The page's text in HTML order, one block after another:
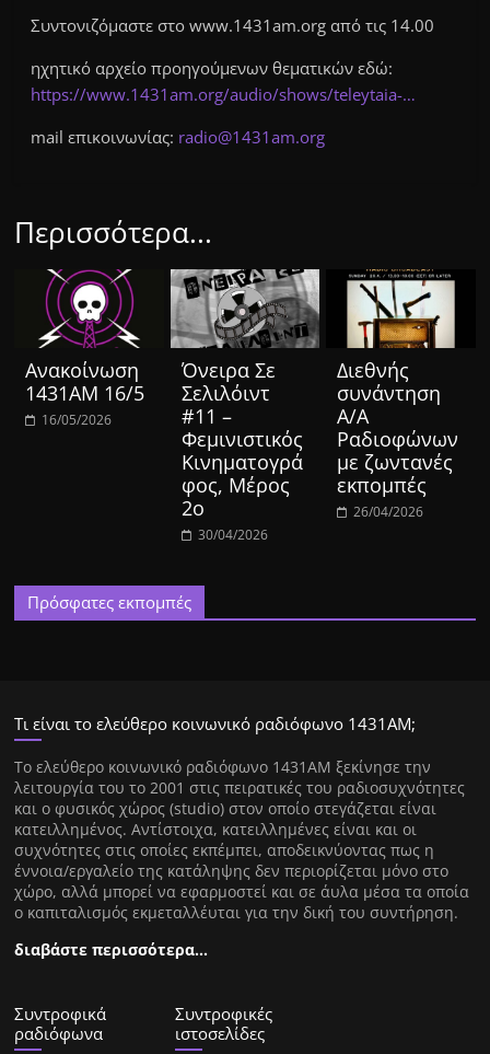
Συντονιζόμαστε στο www.1431am.org από τις 14.00
ηχητικό αρχείο προηγούμενων θεματικών εδώ:
https://www.1431am.org/audio/shows/teleytaia-…
mail επικοινωνίας: radio@1431am.org
Περισσότερα...
Ανακοίνωση
1431ΑΜ 16/5
16/05/2026
Όνειρα Σε
Σελιλόιντ
#11 –
Φεμινιστικός
Κινηματογρά
φος, Μέρος
2ο
30/04/2026
Διεθνής
συνάντηση
Α/Α
Ραδιοφώνων
με ζωντανές
εκπομπές
26/04/2026
Πρόσφατες εκπομπές
Τι είναι το ελεύθερο κοινωνικό ραδιόφωνο 1431ΑΜ;
Tο ελεύθερο κοινωνικό ραδιόφωνο 1431AM ξεκίνησε την
λειτουργία του το 2001 στις πειρατικές του ραδιοσυχνότητες
και ο φυσικός χώρος (studio) στον οποίο στεγάζεται είναι
κατειλλημένος. Αντίστοιχα, κατειλλημένες είναι και οι
συχνότητες στις οποίες εκπέμπει, αποδεικνύοντας πως η
έννοια/εργαλείο της κατάληψης δεν περιορίζεται μόνο στο
χώρο, αλλά μπορεί να εφαρμοστεί και σε άυλα μέσα τα οποία
ο καπιταλισμός εκμεταλλέυται για την δική του συντήρηση.
διαβάστε περισσότερα…
Συντροφικά
ραδιόφωνα
Συντροφικές
ιστοσελίδες